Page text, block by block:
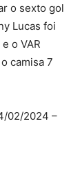
o sexto gol
Lucas foi
o VAR
camisa 7
02/2024 –